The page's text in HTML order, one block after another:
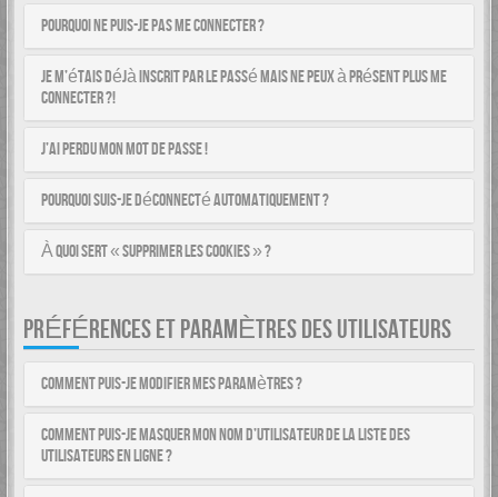
Pourquoi ne puis-je pas me connecter ?
Je m’étais déjà inscrit par le passé mais ne peux à présent plus me
connecter ?!
J’ai perdu mon mot de passe !
Pourquoi suis-je déconnecté automatiquement ?
À quoi sert « Supprimer les cookies » ?
PRÉFÉRENCES ET PARAMÈTRES DES UTILISATEURS
Comment puis-je modifier mes paramètres ?
Comment puis-je masquer mon nom d’utilisateur de la liste des
utilisateurs en ligne ?